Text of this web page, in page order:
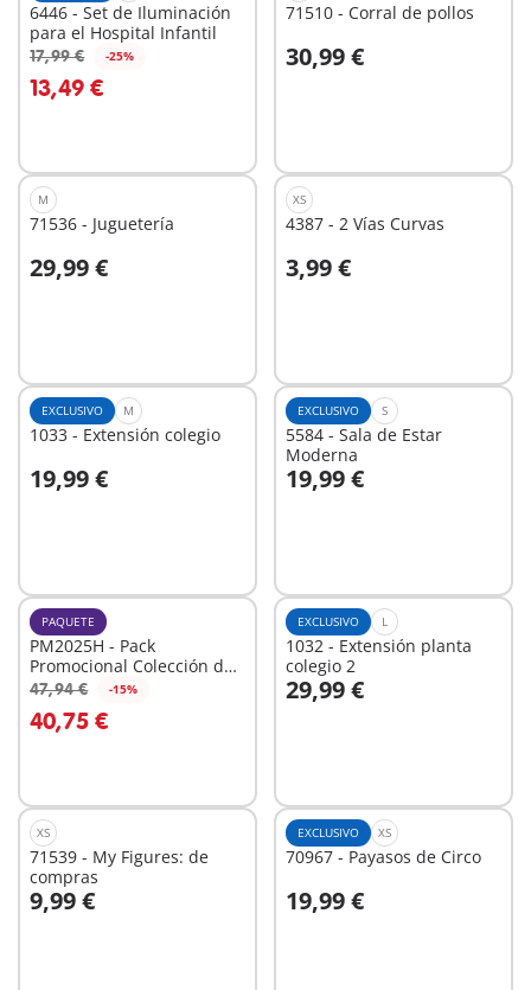
6446 - Set de Iluminación
para el Hospital Infantil
17,99 € -25%
13,49 €
A la cesta
71510 - Corral de pollos
30,99 €
A la cesta
M
71536 - Juguetería
29,99 €
A la cesta
XS
4387 - 2 Vías Curvas
3,99 €
A la cesta
EXCLUSIVO M
1033 - Extensión colegio
19,99 €
A la cesta
EXCLUSIVO S
5584 - Sala de Estar
Moderna
19,99 €
A la cesta
PAQUETE
PM2025H - Pack
Promocional Colección de
Mascotas
47,94 € -15%
40,75 €
A la cesta
EXCLUSIVO L
1032 - Extensión planta
colegio 2
29,99 €
A la cesta
XS
71539 - My Figures: de
compras
9,99 €
A la cesta
EXCLUSIVO XS
70967 - Payasos de Circo
19,99 €
A la cesta